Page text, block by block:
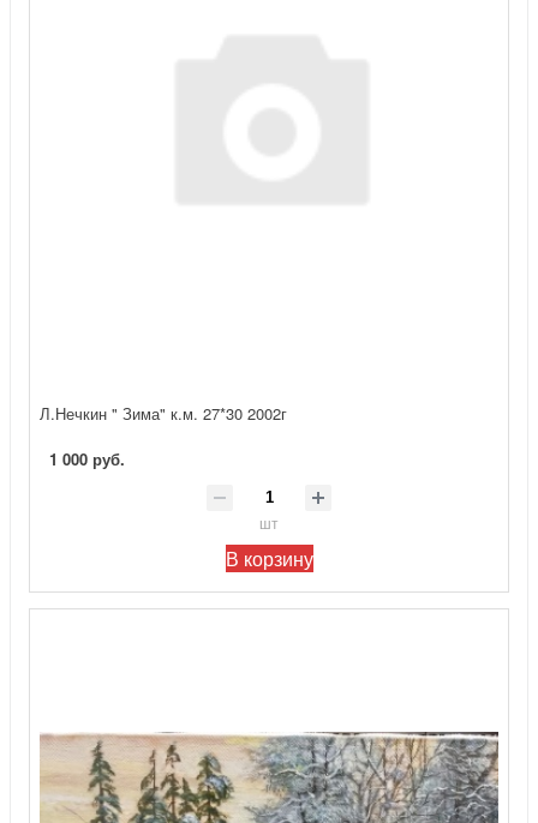
Л.Нечкин " Зима" к.м. 27*30 2002г
1 000 руб.
шт
В корзину